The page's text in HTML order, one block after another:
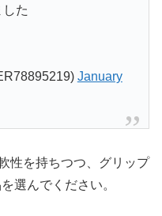
た
January
性を持ちつつ、グリップ
選んでください。